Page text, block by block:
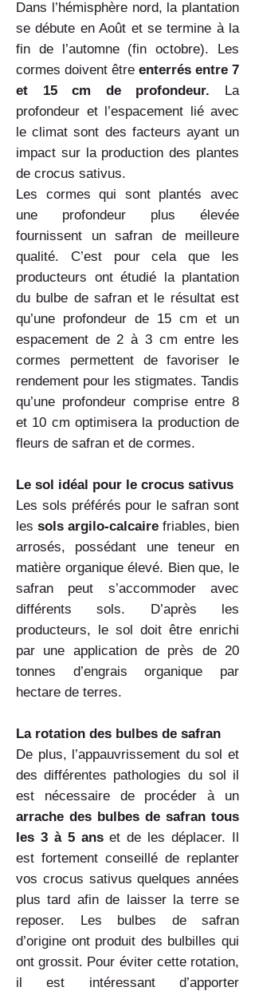
Dans l’hémisphère nord, la plantation
se débute en Août et se termine à la
fin de l’automne (fin octobre). Les
cormes doivent être enterrés entre 7
et 15 cm de profondeur. La
profondeur et l’espacement lié avec
le climat sont des facteurs ayant un
impact sur la production des plantes
de crocus sativus.
Les cormes qui sont plantés avec
une profondeur plus élevée
fournissent un safran de meilleure
qualité. C’est pour cela que les
producteurs ont étudié la plantation
du bulbe de safran et le résultat est
qu’une profondeur de 15 cm et un
espacement de 2 à 3 cm entre les
cormes permettent de favoriser le
rendement pour les stigmates. Tandis
qu’une profondeur comprise entre 8
et 10 cm optimisera la production de
fleurs de safran et de cormes.
Le sol idéal pour le crocus sativus
Les sols préférés pour le safran sont
les sols argilo-calcaire friables, bien
arrosés, possédant une teneur en
matière organique élevé. Bien que, le
safran peut s’accommoder avec
différents sols. D’après les
producteurs, le sol doit être enrichi
par une application de près de 20
tonnes d’engrais organique par
hectare de terres.
La rotation des bulbes de safran
De plus, l’appauvrissement du sol et
des différentes pathologies du sol il
est nécessaire de procéder à un
arrache des bulbes de safran tous
les 3 à 5 anset de les déplacer. Il
est fortement conseillé de replanter
vos crocus sativus quelques années
plus tard afin de laisser la terre se
reposer. Les bulbes de safran
d’origine ont produit des bulbilles qui
ont grossit. Pour éviter cette rotation,
il est intéressant d’apporter